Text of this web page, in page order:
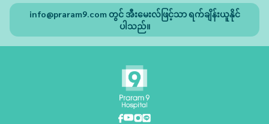
info@praram9.comတွင် အီးမေးလ်ဖြင့်သာ ရက်ချိန်းယူနိုင်
ပါသည်။